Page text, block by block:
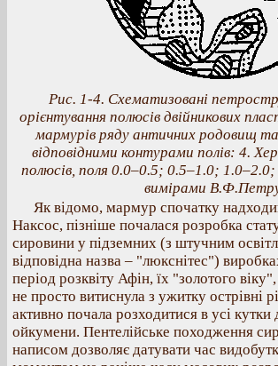
Рис. 1-4. Схематизовані
орієнтування полюсів двійникових
мармурів ряду античних родовищ
відповідними контурами полів: 4.
полюсів, поля 0.0–0.5; 0.5–1.0;
вимірами
Як відомо, мармур спочатку
Наксос, пізніше почалася розробка
сировини у підземних (з штучним
відповідна назва – "люкснітес")
період розквіту Афін, їх "золотого
не просто витиснула з ужитку острівні
активно почала розходитися в усі кутки
ойкумени. Пентелійське походження
написом дозволяє датувати час